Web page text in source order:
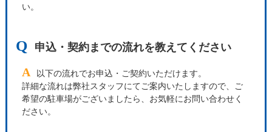
い。
Q 申込・契約までの流れを教えてください
A
以下の流れでお申込・ご契約いただけます。
詳細な流れは弊社スタッフにてご案内いたしますので、ご
希望の駐車場がございましたら、お気軽にお問い合わせく
ださい。